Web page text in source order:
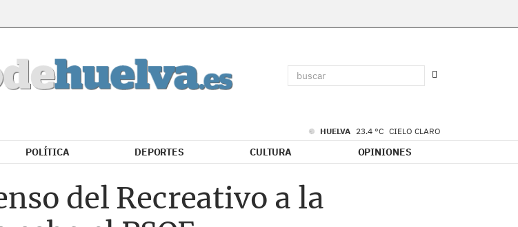
HUELVA 23.4 °C CIELO CLARO
POLÍTICA DEPORTES CULTURA OPINIONES
del Recreativo a la